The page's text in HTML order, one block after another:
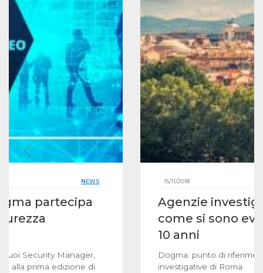
NEWS
partecipa
Security Manager,
alla prima edizione di
15/11/2018
Agenzie
come si sono
10 anni
Dogma: punto di
investigative di Roma.